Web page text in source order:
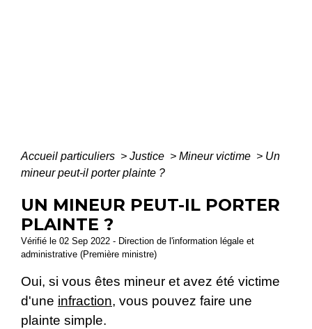
Accueil particuliers > Justice > Mineur victime > Un
mineur peut-il porter plainte ?
UN MINEUR PEUT-IL PORTER
PLAINTE ?
Vérifié le 02 Sep 2022 - Direction de l'information légale et
administrative (Première ministre)
Oui, si vous êtes mineur et avez été victime
d'une infraction, vous pouvez faire une
plainte simple.